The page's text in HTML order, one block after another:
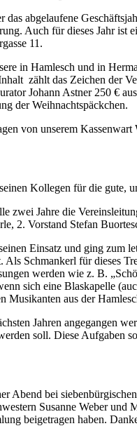
das abgelaufene
Auch für dieses Jahr
11.
in Hamlesch und in
zählt das Zeichen der
Johann Astner 250 €
der Weihnachtspäckchen.
von unserem
Kollegen für die gute,
zwei Jahre die
2. Vorstand Stefan
Einsatz und ging zum
Schmankerl für dieses
werden wie z. B.
sich eine Blaskapelle
Musikanten aus der
Jahren angegangen
soll. Diese Aufgaben
Abend bei
Susanne Weber
beigetragen haben.